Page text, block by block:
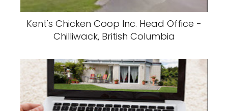
Kent's Chicken Coop Inc. Head Office -
Chilliwack, British Columbia